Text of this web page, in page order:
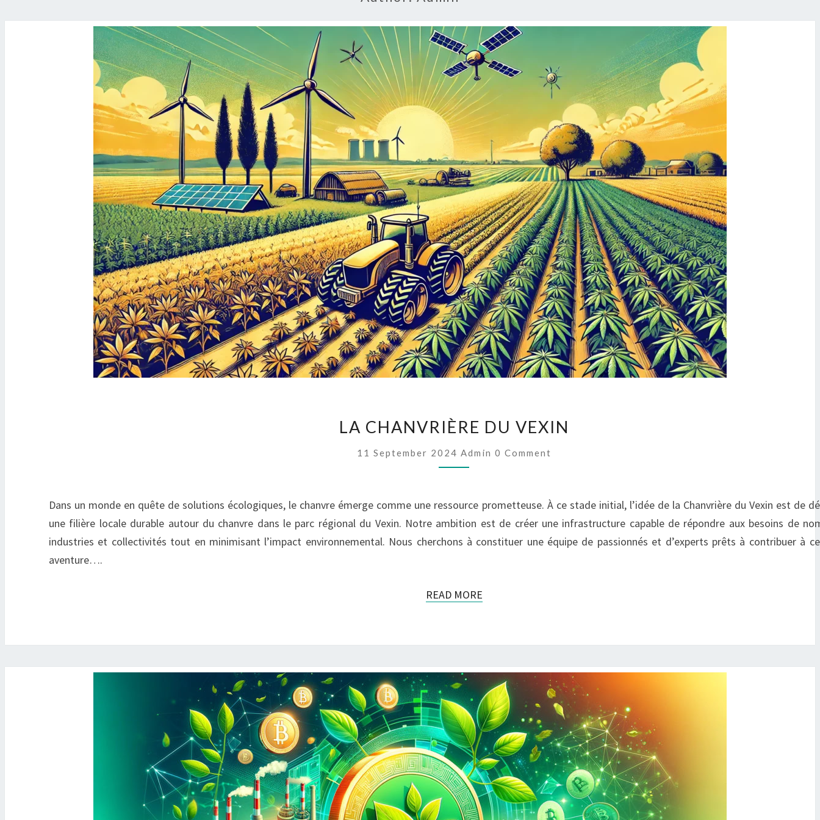
CHANVRIÈRE
DU
VEXIN
LA CHANVRIÈRE DU VEXIN
11 September 2024 Admin Comments
0 Comment
Dans un monde en quête de solutions écologiques, le chanvre émerge comme une ressource prometteuse. À ce stade initial, l’idée de la Chanvrière du Vexin est de
une filière locale durable autour du chanvre dans le parc régional du Vexin. Notre ambition est de créer une infrastructure capable de répondre aux besoins de
industries et collectivités tout en minimisant l’impact environnemental. Nous cherchons à constituer une équipe de passionnés et d’experts prêts à contribuer à
aventure….
READ MOREREAD